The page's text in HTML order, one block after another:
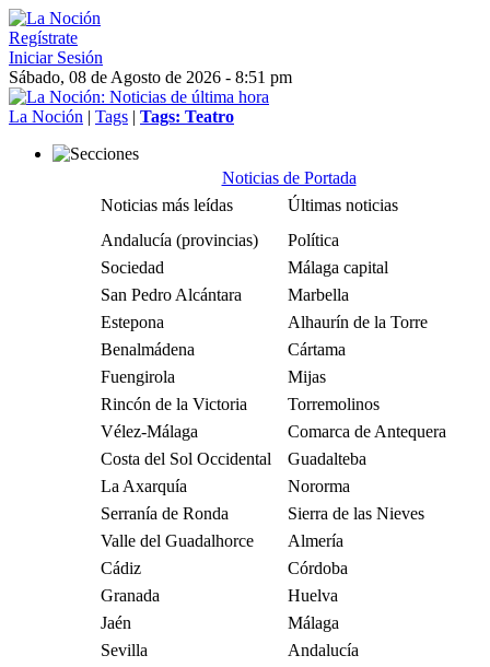
Regístrate
Iniciar Sesión
Sábado, 08 de Agosto de 2026 - 8:51 pm
La Noción | Tags | Tags: Teatro
Noticias de Portada
Noticias más leídas
Últimas noticias
Andalucía (provincias)
Política
Sociedad
Málaga capital
San Pedro Alcántara
Marbella
Estepona
Alhaurín de la Torre
Benalmádena
Cártama
Fuengirola
Mijas
Rincón de la Victoria
Torremolinos
Vélez-Málaga
Comarca de Antequera
Costa del Sol Occidental
Guadalteba
La Axarquía
Nororma
Serranía de Ronda
Sierra de las Nieves
Valle del Guadalhorce
Almería
Cádiz
Córdoba
Granada
Huelva
Jaén
Málaga
Sevilla
Andalucía